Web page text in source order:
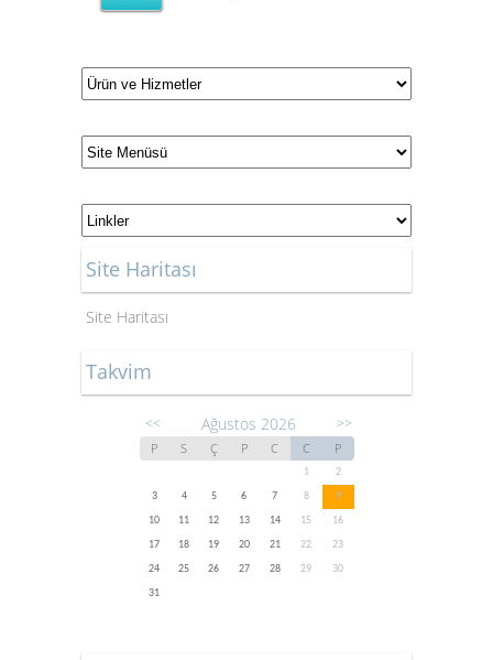
Site Haritası
Site Haritası
Takvim
<< Ağustos 2026 >>
P S Ç P C C P
1
2
3
4 5 6 7 8
9
10
11 12 13 14 15
16
17
18 19 20 21 22
23
24
25 26 27 28 29
30
31